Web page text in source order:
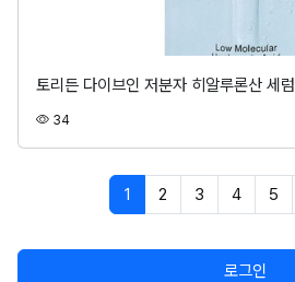
토리든 다이브인 저분자 히알루론산 세럼
34조회
1 페이지 현재
2 3 4 5
로그인